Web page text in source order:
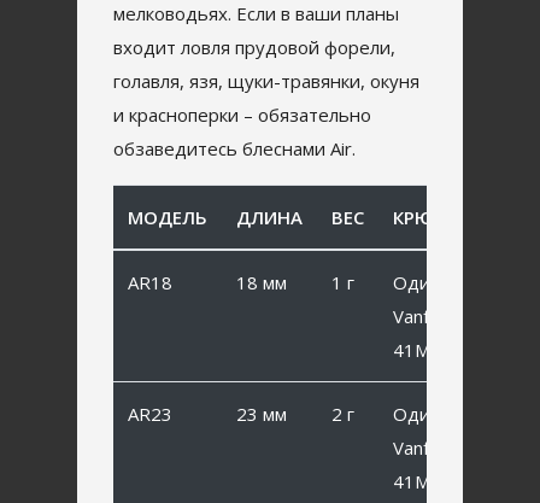
мелководьях. Если в ваши планы
входит ловля прудовой форели,
голавля, язя, щуки-травянки, окуня
и красноперки – обязательно
обзаведитесь блеснами Air.
МОДЕЛЬ ДЛИНА ВЕС КРЮЧОК
AR18 18 мм 1 г
Одинарный
Vanfook SP-
41MB #8
AR23 23 мм 2 г
Одинарный
Vanfook SP-
41MB #6